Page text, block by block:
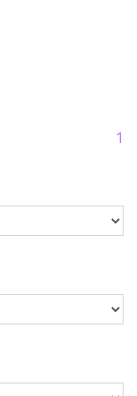
1